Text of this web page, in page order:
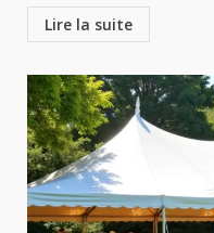
Lire la suite